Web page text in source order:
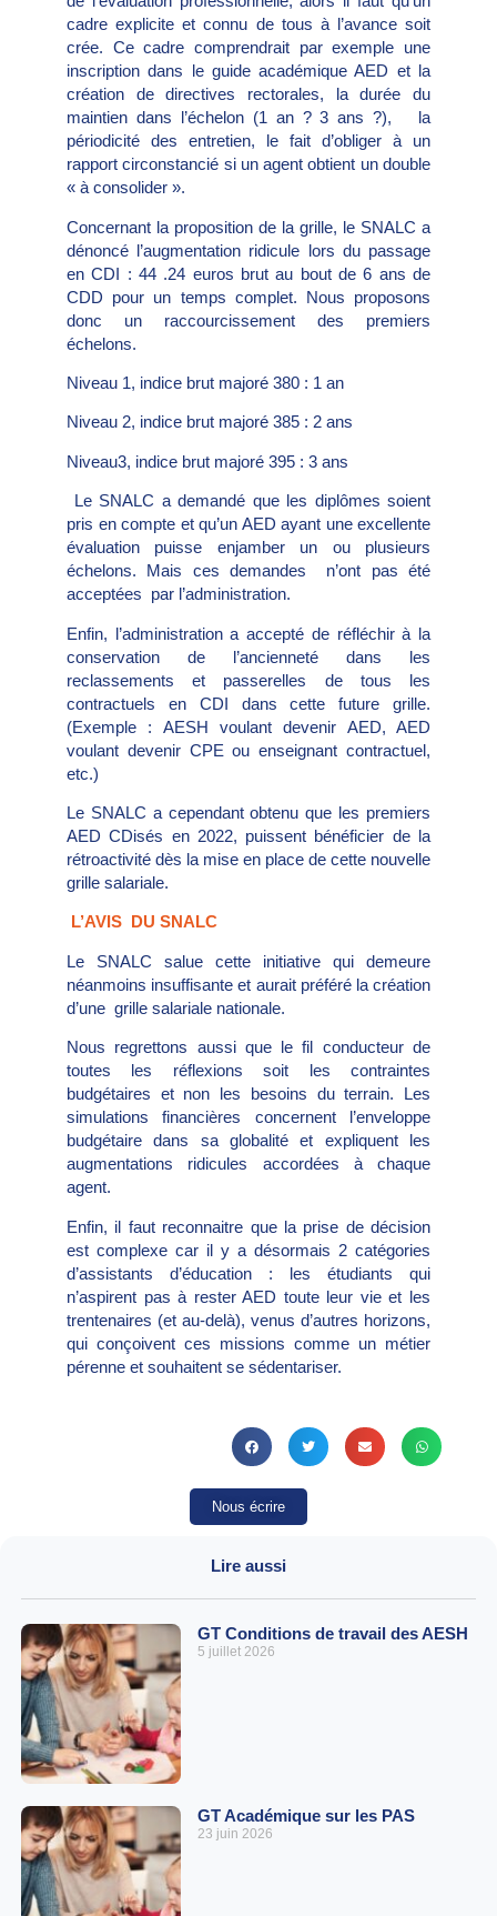
cadre explicite et connu de tous à l’avance soit
crée. Ce cadre comprendrait par exemple une
inscription dans le guide académique AED et la
création de directives rectorales, la durée du
maintien dans l’échelon (1 an ? 3 ans ?), la
périodicité des entretien, le fait d’obliger à un
rapport circonstancié si un agent obtient un double
« à consolider ».
Concernant la proposition de la grille, le SNALC a
dénoncé l’augmentation ridicule lors du passage
en CDI : 44 .24 euros brut au bout de 6 ans de
CDD pour un temps complet. Nous proposons
donc un raccourcissement des premiers
échelons.
Niveau 1, indice brut majoré 380 : 1 an
Niveau 2, indice brut majoré 385 : 2 ans
Niveau3, indice brut majoré 395 : 3 ans
Le SNALC a demandé que les diplômes soient
pris en compte et qu’un AED ayant une excellente
évaluation puisse enjamber un ou plusieurs
échelons. Mais ces demandes n’ont pas été
acceptées par l’administration.
Enfin, l’administration a accepté de réfléchir à la
conservation de l’ancienneté dans les
reclassements et passerelles de tous les
contractuels en CDI dans cette future grille.
(Exemple : AESH voulant devenir AED, AED
voulant devenir CPE ou enseignant contractuel,
etc.)
Le SNALC a cependant obtenu que les premiers
AED CDisés en 2022, puissent bénéficier de la
rétroactivité dès la mise en place de cette nouvelle
grille salariale.
L’AVIS DU SNALC
Le SNALC salue cette initiative qui demeure
néanmoins insuffisante et aurait préféré la création
d’une grille salariale nationale.
Nous regrettons aussi que le fil conducteur de
toutes les réflexions soit les contraintes
budgétaires et non les besoins du terrain. Les
simulations financières concernent l’enveloppe
budgétaire dans sa globalité et expliquent les
augmentations ridicules accordées à chaque
agent.
Enfin, il faut reconnaitre que la prise de décision
est complexe car il y a désormais 2 catégories
d’assistants d’éducation : les étudiants qui
n’aspirent pas à rester AED toute leur vie et les
trentenaires (et au-delà), venus d’autres horizons,
qui conçoivent ces missions comme un métier
pérenne et souhaitent se sédentariser.
Nous écrire
Lire aussi
GT Conditions de travail des AESH
5 juillet 2026
GT Académique sur les PAS
23 juin 2026